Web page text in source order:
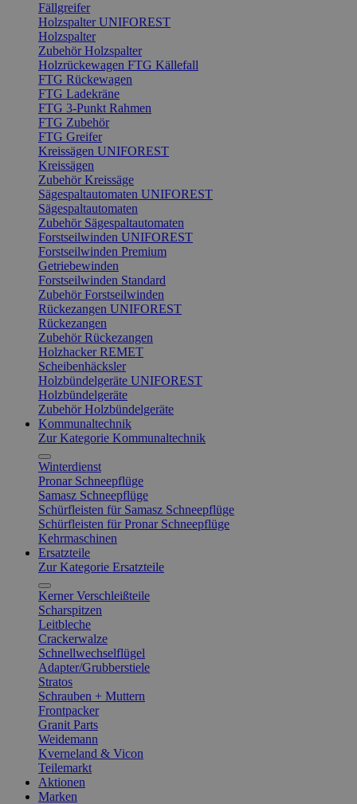
Fällgreifer
Holzspalter UNIFOREST
Holzspalter
Zubehör Holzspalter
Holzrückewagen FTG Källefall
FTG Rückewagen
FTG Ladekräne
FTG 3-Punkt Rahmen
FTG Zubehör
FTG Greifer
Kreissägen UNIFOREST
Kreissägen
Zubehör Kreissäge
Sägespaltautomaten UNIFOREST
Sägespaltautomaten
Zubehör Sägespaltautomaten
Forstseilwinden UNIFOREST
Forstseilwinden Premium
Getriebewinden
Forstseilwinden Standard
Zubehör Forstseilwinden
Rückezangen UNIFOREST
Rückezangen
Zubehör Rückezangen
Holzhacker REMET
Scheibenhäcksler
Holzbündelgeräte UNIFOREST
Holzbündelgeräte
Zubehör Holzbündelgeräte
Kommunaltechnik
Zur Kategorie Kommunaltechnik
Winterdienst
Pronar Schneepflüge
Samasz Schneepflüge
Schürfleisten für Samasz Schneepflüge
Schürfleisten für Pronar Schneepflüge
Kehrmaschinen
Ersatzteile
Zur Kategorie Ersatzteile
Kerner Verschleißteile
Scharspitzen
Leitbleche
Crackerwalze
Schnellwechselflügel
Adapter/Grubberstiele
Stratos
Schrauben + Muttern
Frontpacker
Granit Parts
Weidemann
Kverneland & Vicon
Teilemarkt
Aktionen
Marken